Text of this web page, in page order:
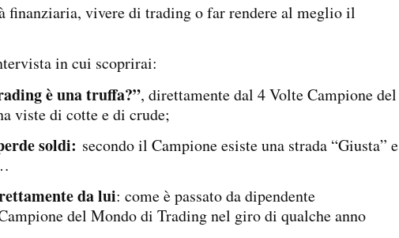
finanziaria, vivere di trading o far rendere al meglio il
in cui scoprirai:
è una truffa?”, direttamente dal 4 Volte Campione del
viste di cotte e di crude;
soldi: secondo il Campione esiste una strada “Giusta” e
da lui: come è passato da dipendente
del Mondo di Trading nel giro di qualche anno